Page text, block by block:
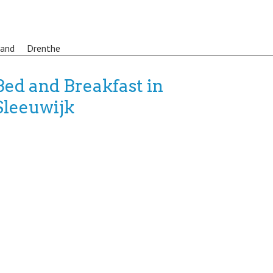
Drenthe
and Breakfast in